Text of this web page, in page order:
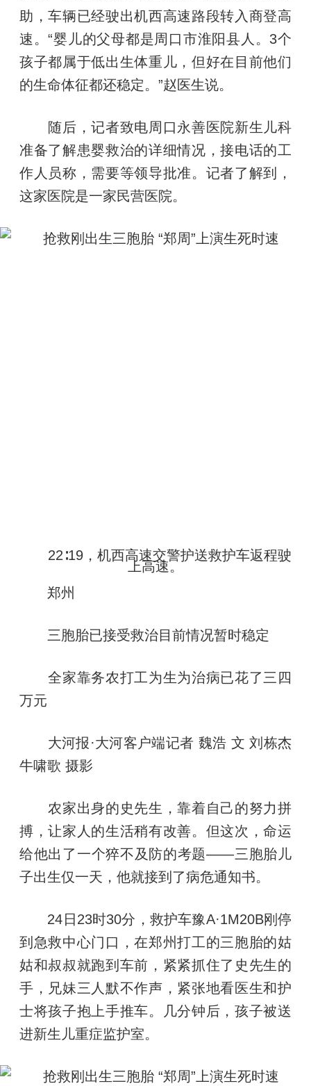
助，车辆已经驶出机西高速路段转入商登高
速。“婴儿的父母都是周口市淮阳县人。3个
孩子都属于低出生体重儿，但好在目前他们
的生命体征都还稳定。”赵医生说。
随后，记者致电周口永善医院新生儿科
准备了解患婴救治的详细情况，接电话的工
作人员称，需要等领导批准。记者了解到，
这家医院是一家民营医院。
22∶19，机西高速交警护送救护车返程驶
上高速。
郑州
三胞胎已接受救治目前情况暂时稳定
全家靠务农打工为生为治病已花了三四
万元
大河报·大河客户端记者 魏浩 文 刘栋杰
牛啸歌 摄影
农家出身的史先生，靠着自己的努力拼
搏，让家人的生活稍有改善。但这次，命运
给他出了一个猝不及防的考题——三胞胎儿
子出生仅一天，他就接到了病危通知书。
24日23时30分，救护车豫A·1M20B刚停
到急救中心门口，在郑州打工的三胞胎的姑
姑和叔叔就跑到车前，紧紧抓住了史先生的
手，兄妹三人默不作声，紧张地看医生和护
士将孩子抱上手推车。几分钟后，孩子被送
进新生儿重症监护室。